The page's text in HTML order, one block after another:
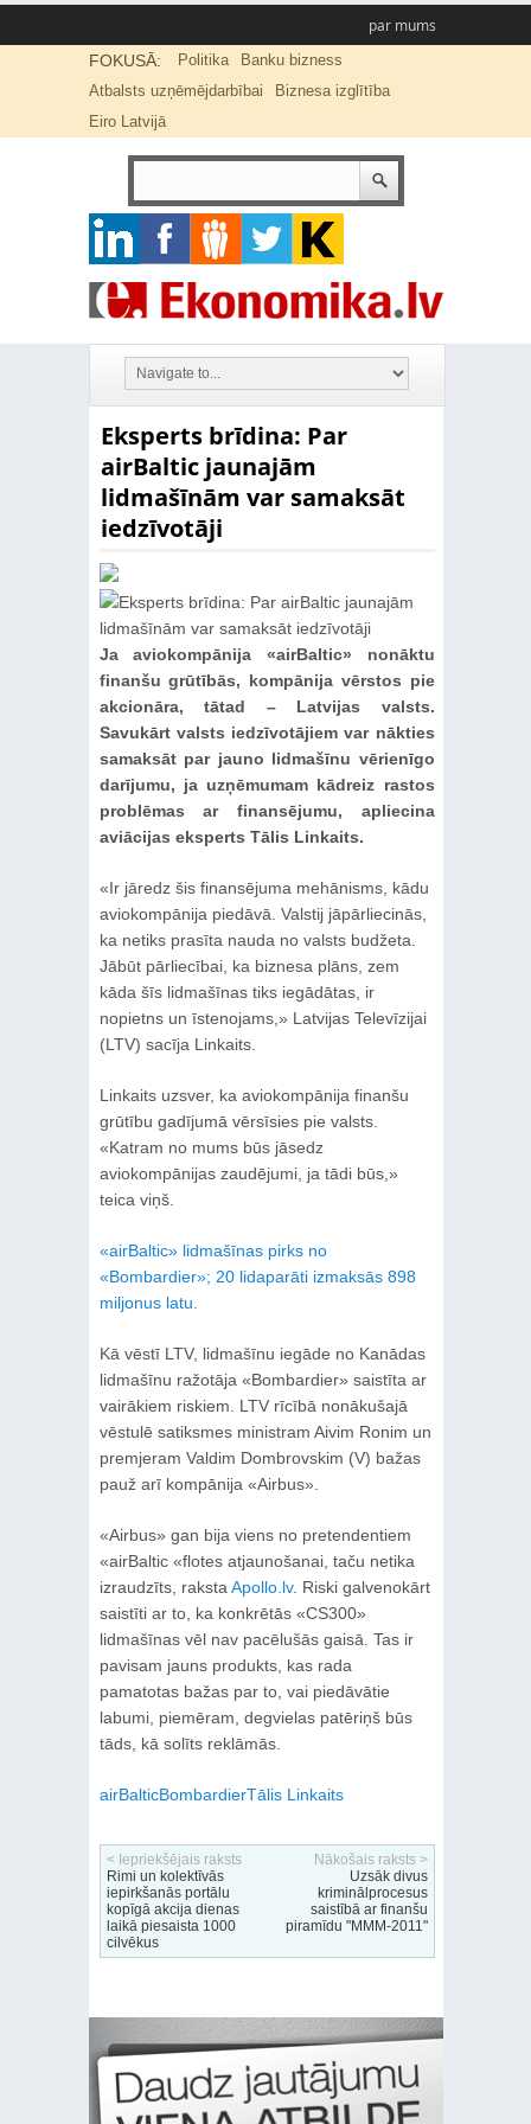
par mums
FOKUSĀ: Politika
Banku bizness
Atbalsts uzņēmējdarbībai
Biznesa izglītība
Eiro Latvijā
Eksperts brīdina: Par
airBaltic jaunajām
lidmašīnām var samaksāt
iedzīvotāji
Ja aviokompānija «airBaltic» nonāktu
finanšu grūtībās, kompānija vērstos pie
akcionāra, tātad – Latvijas valsts.
Savukārt valsts iedzīvotājiem var nākties
samaksāt par jauno lidmašīnu vērienīgo
darījumu, ja uzņēmumam kādreiz rastos
problēmas ar finansējumu, apliecina
aviācijas eksperts Tālis Linkaits.
«Ir jāredz šis finansējuma mehānisms, kādu
aviokompānija piedāvā. Valstij jāpārliecinās,
ka netiks prasīta nauda no valsts budžeta.
Jābūt pārliecībai, ka biznesa plāns, zem
kāda šīs lidmašīnas tiks iegādātas, ir
nopietns un īstenojams,» Latvijas Televīzijai
(LTV) sacīja Linkaits.
Linkaits uzsver, ka aviokompānija finanšu
grūtību gadījumā vērsīsies pie valsts.
«Katram no mums būs jāsedz
aviokompānijas zaudējumi, ja tādi būs,»
teica viņš.
«airBaltic» lidmašīnas pirks no
«Bombardier»; 20 lidaparāti izmaksās 898
miljonus latu.
Kā vēstī LTV, lidmašīnu iegāde no Kanādas
lidmašīnu ražotāja «Bombardier» saistīta ar
vairākiem riskiem. LTV rīcībā nonākušajā
vēstulē satiksmes ministram Aivim Ronim un
premjeram Valdim Dombrovskim (V) bažas
pauž arī kompānija «Airbus».
«Airbus» gan bija viens no pretendentiem
«airBaltic «flotes atjaunošanai, taču netika
izraudzīts, raksta Apollo.lv. Riski galvenokārt
saistīti ar to, ka konkrētās «CS300»
lidmašīnas vēl nav pacēlušās gaisā. Tas ir
pavisam jauns produkts, kas rada
pamatotas bažas par to, vai piedāvātie
labumi, piemēram, degvielas patēriņš būs
tāds, kā solīts reklāmās.
airBalticBombardierTālis Linkaits
< Iepriekšējais raksts
Rimi un kolektīvās
iepirkšanās portālu
kopīgā akcija dienas
laikā piesaista 1000
cilvēkus
Nākošais raksts >
Uzsāk divus
kriminālprocesus
saistībā ar finanšu
piramīdu "MMM-2011"